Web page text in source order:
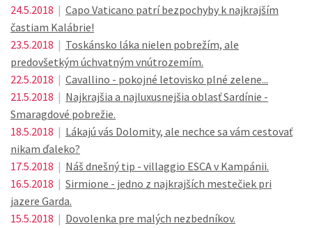
24.5.2018 | Capo Vaticano patrí bezpochyby k najkrajším
častiam Kalábrie!
23.5.2018 | Toskánsko láka nielen pobrežím, ale
predovšetkým úchvatným vnútrozemím.
22.5.2018 | Cavallino - pokojné letovisko plné zelene...
21.5.2018 | Najkrajšia a najluxusnejšia oblasť Sardínie -
Smaragdové pobrežie.
18.5.2018 | Lákajú vás Dolomity, ale nechce sa vám cestovať
nikam ďaleko?
17.5.2018 | Náš dnešný tip - villaggio ESCA v Kampánii.
16.5.2018 | Sirmione - jedno z najkrajších mestečiek pri
jazere Garda.
15.5.2018 | Dovolenka pre malých nezbedníkov.